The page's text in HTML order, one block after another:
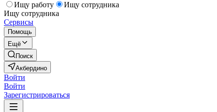
Ищу работу
Ищу сотрудника
Ищу сотрудника
Сервисы
Помощь
Ещё
Поиск
Акбердино
Войти
Войти
Зарегистрироваться